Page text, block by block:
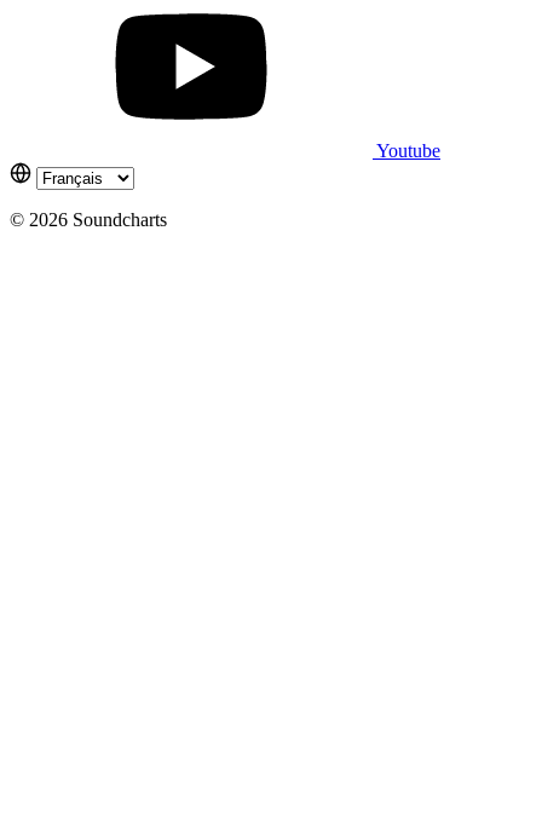
Youtube
© 2026 Soundcharts